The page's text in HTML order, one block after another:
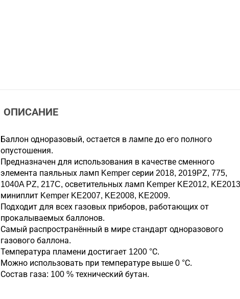
ОПИСАНИЕ
Баллон одноразовый, остается в лампе до его полного
опустошения.
Предназначен для использования в качестве сменного
элемента паяльных ламп Kemper серии 2018, 2019PZ, 775,
1040A PZ, 217C, осветительных ламп Kemper KE2012,
миниплит Kemper KE2007, KE2008, KE2009.
Подходит для всех газовых приборов, работающих от
прокалываемых баллонов.
Самый распространённый в мире стандарт одноразового
газового баллона.
Температура пламени достигает 1200 °С.
Можно использовать при температуре выше 0 °С.
Состав газа: 100 % технический бутан.